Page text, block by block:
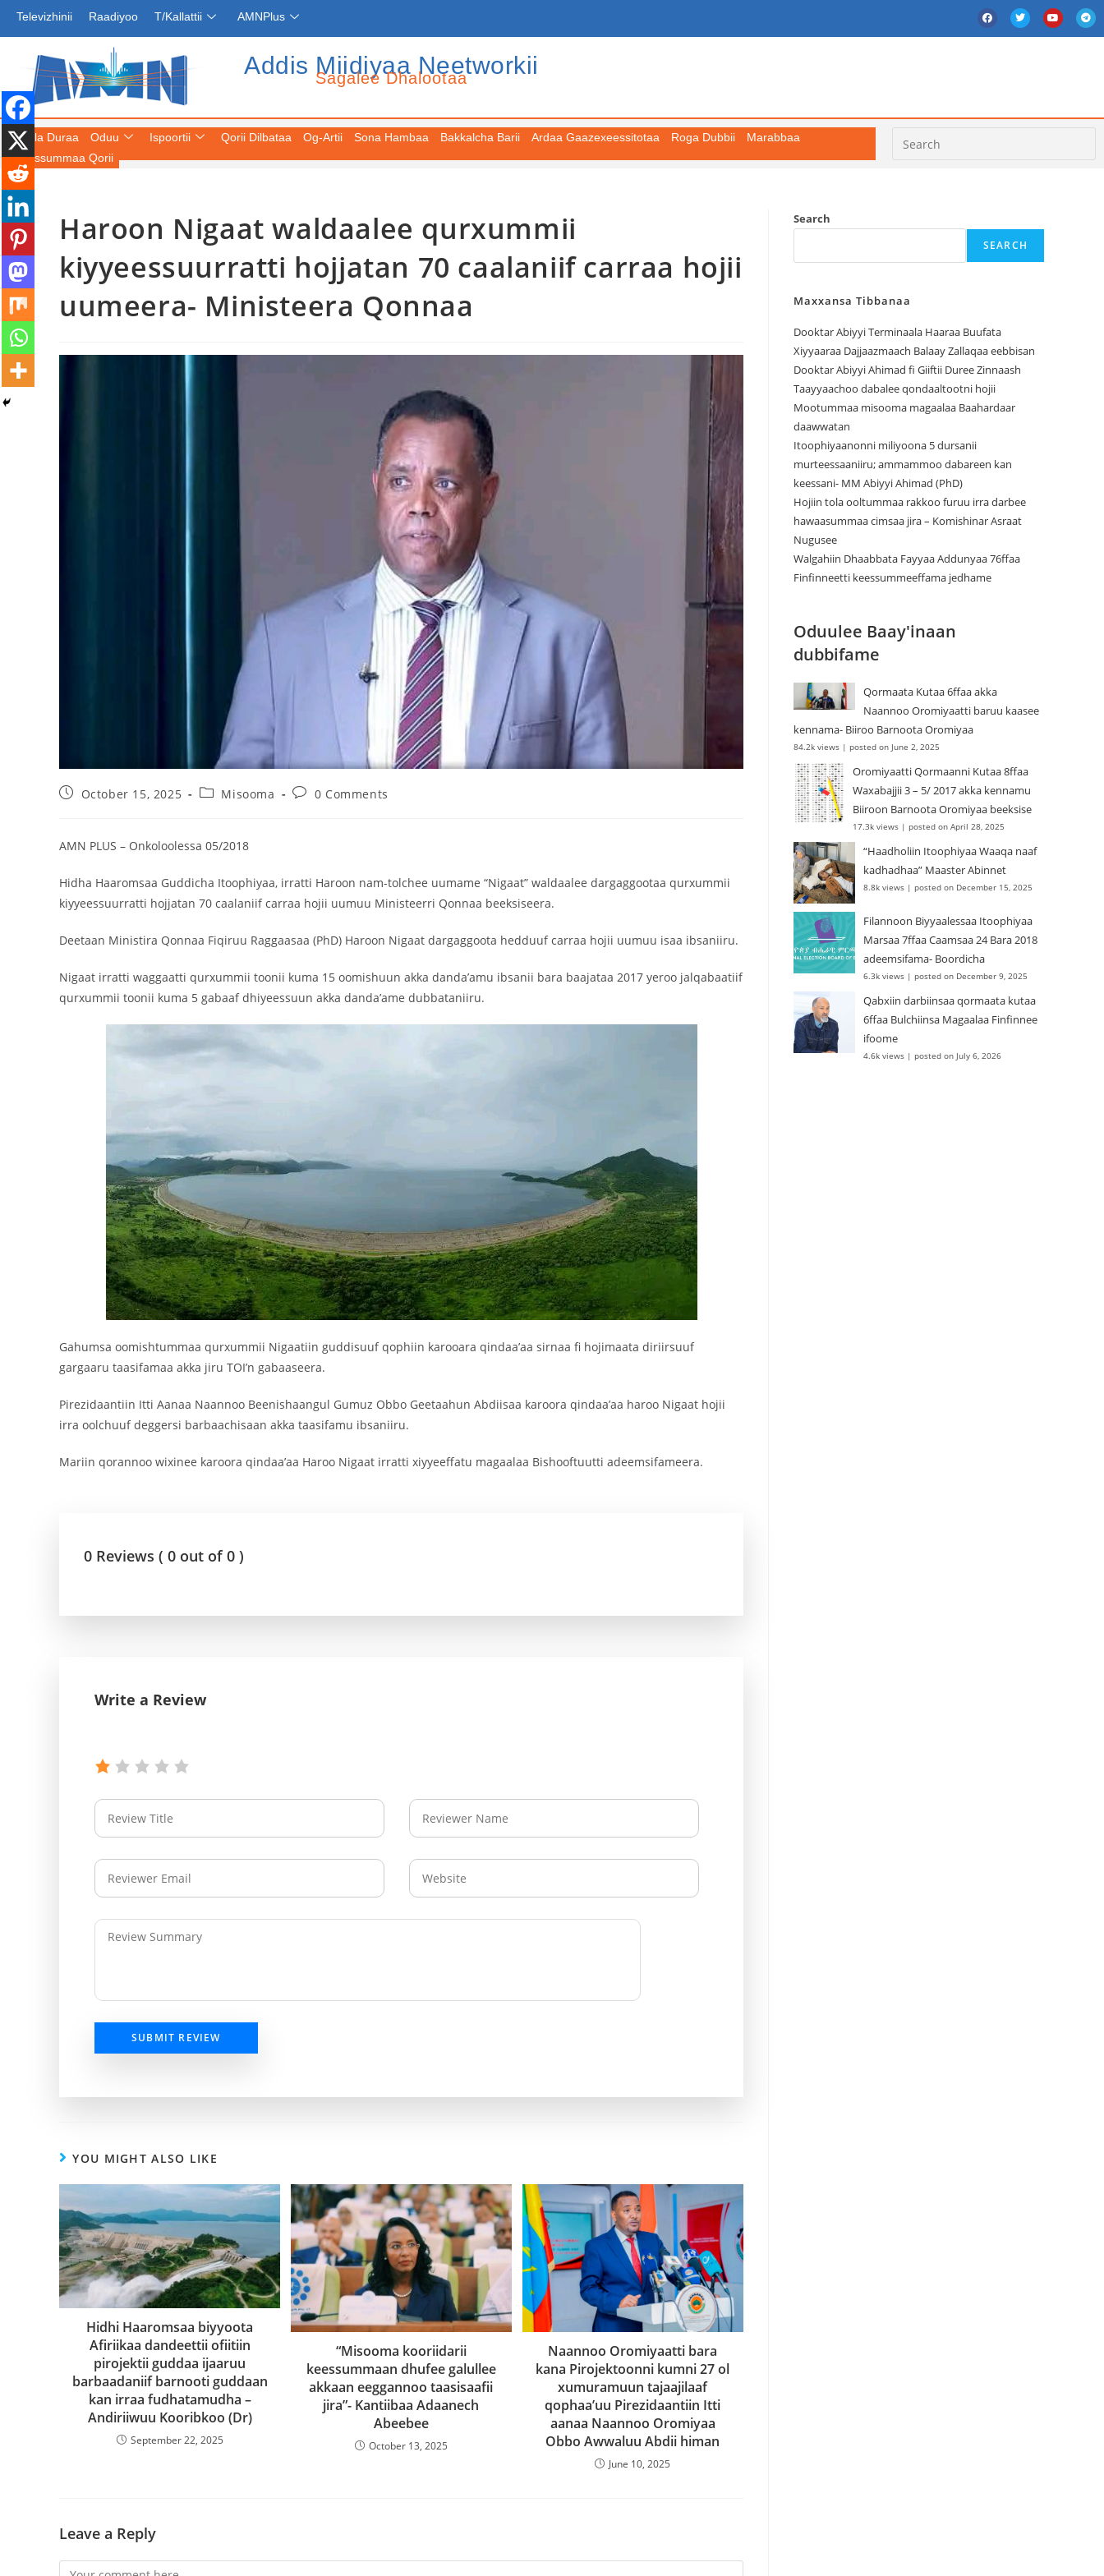
Televizhinii Raadiyoo T/Kallattii AMNPlus
Addis Miidiyaa Neetworkii
Sagalee Dhalootaa
Fuula Duraa Oduu
Dooktar Abiyyi Ahimad fi Giiftii Duree
Zinnaash Taayyaachoo dabalee
qondaaltootni hojii Mootummaa misooma
magaalaa Baahardaar daawwatan
August 6, 2026
Ispoortii Qorii Dilbataa Og-Artii Sona Hambaa Bakkalcha Barii Ardaa Gaazexeessitotaa Roga Dubbii
Marabbaa
Keessummaa Qorii
Haroon Nigaat waldaalee qurxummii
kiyyeessuurratti hojjatan 70 caalaniif carraa hojii
uumeera- Ministeera Qonnaa
October 15, 2025 Misooma 0 Comments
‎AMN PLUS – Onkoloolessa 05/2018
‎Hidha Haaromsaa Guddicha Itoophiyaa, irratti Haroon nam-tolchee uumame “Nigaat” waldaalee dargaggootaa qurxummii
kiyyeessuurratti hojjatan 70 caalaniif carraa hojii uumuu Ministeerri Qonnaa beeksiseera.
‎Deetaan Ministira Qonnaa Fiqiruu Raggaasaa (PhD) Haroon Nigaat dargaggoota hedduuf carraa hojii uumuu isaa ibsaniiru.
‎Nigaat irratti waggaatti qurxummii toonii kuma 15 oomishuun akka danda’amu ibsanii bara baajataa 2017 yeroo jalqabaatiif
qurxummii toonii kuma 5 gabaaf dhiyeessuun akka danda’ame dubbataniiru.
‎Gahumsa oomishtummaa qurxummii Nigaatiin guddisuuf qophiin karooara qindaa’aa sirnaa fi hojimaata diriirsuuf
gargaaru taasifamaa akka jiru TOI’n gabaaseera.
‎Pirezidaantiin Itti Aanaa Naannoo Beenishaangul Gumuz Obbo Geetaahun Abdiisaa karoora qindaa’aa haroo Nigaat hojii
irra oolchuuf deggersi barbaachisaan akka taasifamu ibsaniiru.
Mariin qorannoo wixinee karoora qindaa’aa Haroo Nigaat irratti xiyyeeffatu magaalaa Bishooftuutti adeemsifameera.
0 Reviews ( 0 out of 0 )
Write a Review
SUBMIT REVIEW
YOU MIGHT ALSO LIKE
Hidhi Haaromsaa biyyoota
Afiriikaa dandeettii ofiitiin
pirojektii guddaa ijaaruu
barbaadaniif barnooti guddaan
kan irraa fudhatamudha –
Andiriiwuu Kooribkoo (Dr)
September 22, 2025
“Misooma kooriidarii
keessummaan dhufee galullee
akkaan eeggannoo taasisaafii
jira”- Kantiibaa Adaanech
Abeebee
October 13, 2025
Naannoo Oromiyaatti bara
kana Pirojektoonni kumni 27 ol
xumuramuun tajaajilaaf
qophaa’uu Pirezidaantiin Itti
aanaa Naannoo Oromiyaa
Obbo Awwaluu Abdii himan
June 10, 2025
Leave a Reply
Search
SEARCH
Maxxansa Tibbanaa
Dooktar Abiyyi Terminaala Haaraa Buufata
Xiyyaaraa Dajjaazmaach Balaay Zallaqaa eebbisan
Dooktar Abiyyi Ahimad fi Giiftii Duree Zinnaash
Taayyaachoo dabalee qondaaltootni hojii
Mootummaa misooma magaalaa Baahardaar
daawwatan
Itoophiyaanonni miliyoona 5 dursanii
murteessaaniiru; ammammoo dabareen kan
keessani- MM Abiyyi Ahimad (PhD)
Hojiin tola ooltummaa rakkoo furuu irra darbee
hawaasummaa cimsaa jira – Komishinar Asraat
Nugusee
Walgahiin Dhaabbata Fayyaa Addunyaa 76ffaa
Finfinneetti keessummeeffama jedhame
Oduulee Baay'inaan
dubbifame
Qormaata Kutaa 6ffaa akka
Naannoo Oromiyaatti baruu kaasee
kennama- Biiroo Barnoota Oromiyaa
84.2k views | posted on June 2, 2025
Oromiyaatti Qormaanni Kutaa 8ffaa
Waxabajjii 3 – 5/ 2017 akka kennamu
Biiroon Barnoota Oromiyaa beeksise
17.3k views | posted on April 28, 2025
“Haadholiin Itoophiyaa Waaqa naaf
kadhadhaa” Maaster Abinnet
8.8k views | posted on December 15, 2025
Filannoon Biyyaalessaa Itoophiyaa
Marsaa 7ffaa Caamsaa 24 Bara 2018
adeemsifama- Boordicha
6.3k views | posted on December 9, 2025
Qabxiin darbiinsaa qormaata kutaa
6ffaa Bulchiinsa Magaalaa Finfinnee
ifoome
4.6k views | posted on July 6, 2026